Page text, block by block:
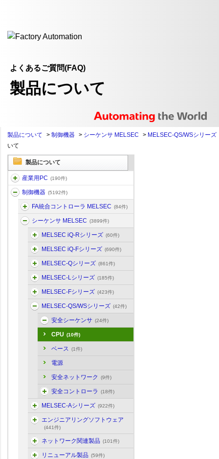
よくあるご質問(FAQ)
製品について
製品について > 制御機器 > シーケンサ MELSEC > MELSEC-QS/WSシリーズ
いて
製品について
産業用PC (190件)
制御機器 (5192件)
FA統合コントローラ MELSEC (84件)
シーケンサ MELSEC (3899件)
MELSEC iQ-Rシリーズ (60件)
MELSEC iQ-Fシリーズ (690件)
MELSEC-Qシリーズ (861件)
MELSEC-Lシリーズ (185件)
MELSEC-Fシリーズ (423件)
MELSEC-QS/WSシリーズ (42件)
安全シーケンサ (24件)
CPU (10件)
ベース (1件)
電源
安全ネットワーク (9件)
安全コントローラ (18件)
MELSEC-Aシリーズ (922件)
エンジニアリングソフトウェア
(441件)
ネットワーク関連製品 (101件)
リニューアル製品 (59件)